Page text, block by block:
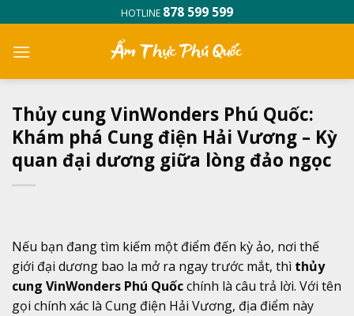
to
content
HOTLINE 878 599 599
Thủy cung VinWonders Phú Quốc:
Khám phá Cung điện Hải Vương – Kỳ
quan đại dương giữa lòng đảo ngọc
Nếu bạn đang tìm kiếm một điểm đến kỳ ảo, nơi thế
giới đại dương bao la mở ra ngay trước mắt, thì thủy
cung VinWonders Phú Quốcchính là câu trả lời. Với tên
gọi chính xác là Cung điện Hải Vương, địa điểm này